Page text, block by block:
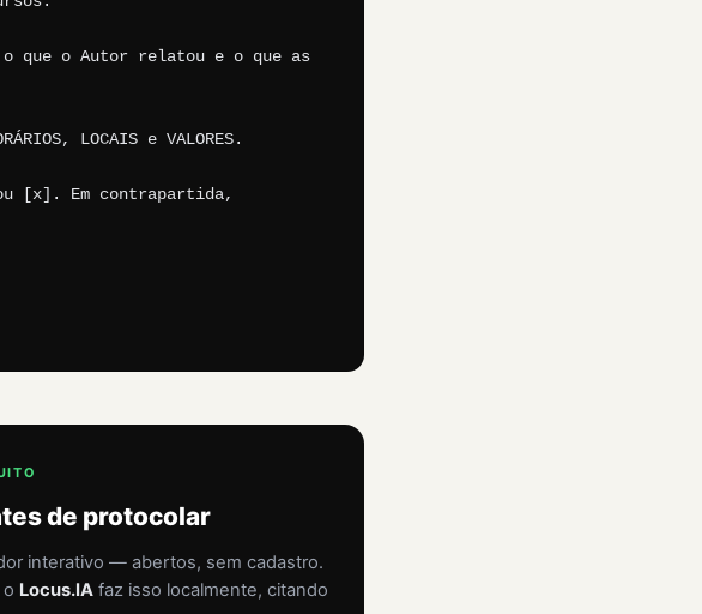
o que o Autor relatou e o que as
LOCAIS e VALORES.
[x]. Em contrapartida,
de protocolar
interativo — abertos, sem cadastro.
Locus.IA faz isso localmente, citando